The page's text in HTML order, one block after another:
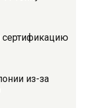
сертификацию
из-за